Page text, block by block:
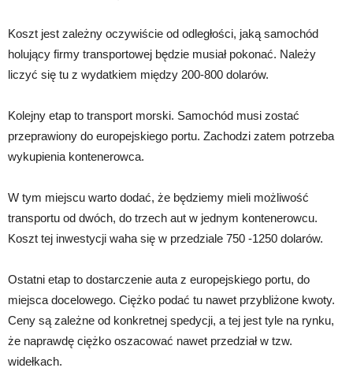
Koszt jest zależny oczywiście od odległości, jaką samochód
holujący firmy transportowej będzie musiał pokonać. Należy
liczyć się tu z wydatkiem między 200-800 dolarów.
Kolejny etap to transport morski. Samochód musi zostać
przeprawiony do europejskiego portu. Zachodzi zatem potrzeba
wykupienia kontenerowca.
W tym miejscu warto dodać, że będziemy mieli możliwość
transportu od dwóch, do trzech aut w jednym kontenerowcu.
Koszt tej inwestycji waha się w przedziale 750 -1250 dolarów.
Ostatni etap to dostarczenie auta z europejskiego portu, do
miejsca docelowego. Ciężko podać tu nawet przybliżone kwoty.
Ceny są zależne od konkretnej spedycji, a tej jest tyle na rynku,
że naprawdę ciężko oszacować nawet przedział w tzw.
widełkach.